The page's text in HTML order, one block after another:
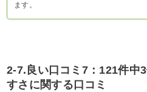
ます。
2-7.良い口コミ7：121件中
すさに関する口コミ